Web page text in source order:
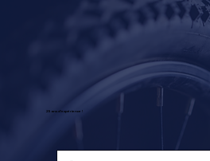
25 ans d'expérience !